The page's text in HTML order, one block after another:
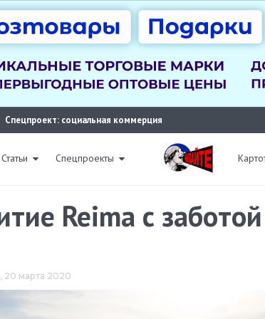
Спецпроект: социальная коммерция
Статьи Спецпроекты
Reima с
20 марта 2020